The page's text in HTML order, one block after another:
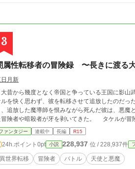
3
属性転移者の冒険録 〜長きに渡る
月新
昔から幾度となく帝国と争っている王国に影山
ルを快く思わず、彼を転移させて追放したのだ
追放した魔導師を恨みながら死んだ彼は、悪魔
険者や暗殺者が牙を剥いてきた。 タケルが冒
ァンタジー 連載中 長編 R15
24h.ポイント 0pt 小説 228,937 位 / 228,937件
異世界転移 冒険者 バトル 天使と悪魔